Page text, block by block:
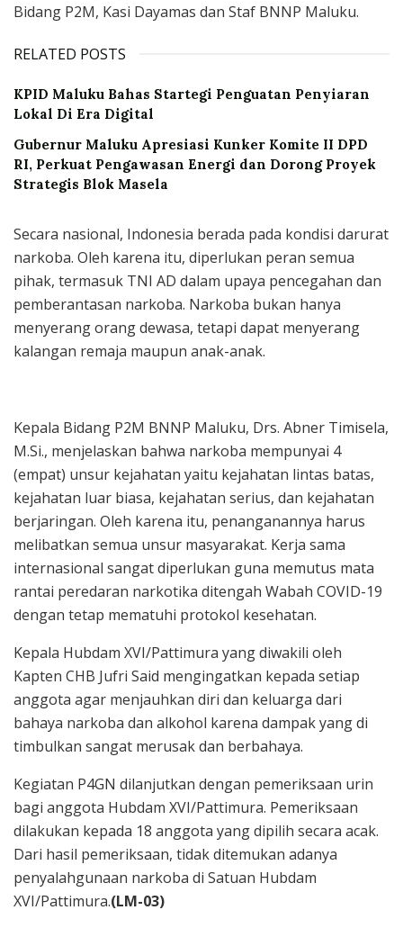
Bidang P2M, Kasi Dayamas dan Staf BNNP Maluku.
RELATED POSTS
KPID Maluku Bahas Startegi Penguatan Penyiaran
Lokal Di Era Digital
Gubernur Maluku Apresiasi Kunker Komite II DPD
RI, Perkuat Pengawasan Energi dan Dorong Proyek
Strategis Blok Masela
Secara nasional, Indonesia berada pada kondisi darurat
narkoba. Oleh karena itu, diperlukan peran semua
pihak, termasuk TNI AD dalam upaya pencegahan dan
pemberantasan narkoba. Narkoba bukan hanya
menyerang orang dewasa, tetapi dapat menyerang
kalangan remaja maupun anak-anak.
Kepala Bidang P2M BNNP Maluku, Drs. Abner Timisela,
M.Si., menjelaskan bahwa narkoba mempunyai 4
(empat) unsur kejahatan yaitu kejahatan lintas batas,
kejahatan luar biasa, kejahatan serius, dan kejahatan
berjaringan. Oleh karena itu, penanganannya harus
melibatkan semua unsur masyarakat. Kerja sama
internasional sangat diperlukan guna memutus mata
rantai peredaran narkotika ditengah Wabah COVID-19
dengan tetap mematuhi protokol kesehatan.
Kepala Hubdam XVI/Pattimura yang diwakili oleh
Kapten CHB Jufri Said mengingatkan kepada setiap
anggota agar menjauhkan diri dan keluarga dari
bahaya narkoba dan alkohol karena dampak yang di
timbulkan sangat merusak dan berbahaya.
Kegiatan P4GN dilanjutkan dengan pemeriksaan urin
bagi anggota Hubdam XVI/Pattimura. Pemeriksaan
dilakukan kepada 18 anggota yang dipilih secara acak.
Dari hasil pemeriksaan, tidak ditemukan adanya
penyalahgunaan narkoba di Satuan Hubdam
XVI/Pattimura.(LM-03)